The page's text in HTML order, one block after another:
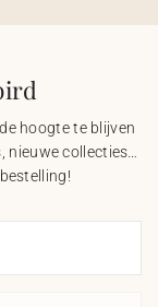
hoogte te blijven
collecties…